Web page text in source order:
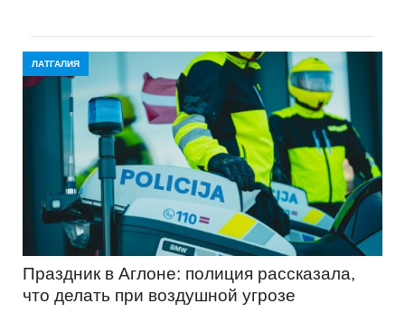
ЛАТГАЛИЯ
Праздник в Аглоне: полиция рассказала,
что делать при воздушной угрозе